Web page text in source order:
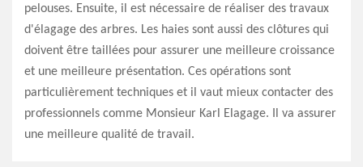
pelouses. Ensuite, il est nécessaire de réaliser des travaux
d'élagage des arbres. Les haies sont aussi des clôtures qui
doivent être taillées pour assurer une meilleure croissance
et une meilleure présentation. Ces opérations sont
particulièrement techniques et il vaut mieux contacter des
professionnels comme Monsieur Karl Elagage. Il va assurer
une meilleure qualité de travail.